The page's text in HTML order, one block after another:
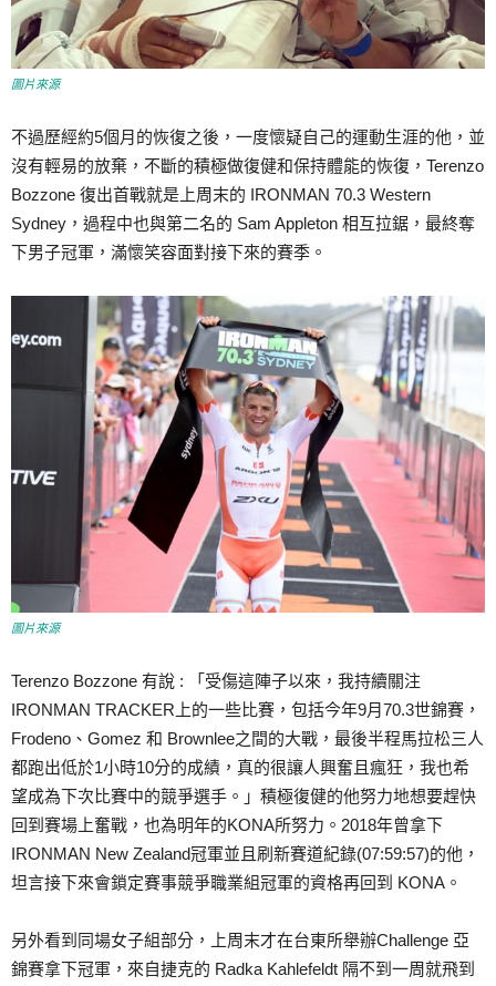
圖片來源
不過歷經約5個月的恢復之後，一度懷疑自己的運動生涯的他，並
沒有輕易的放棄，不斷的積極做復健和保持體能的恢復，Terenzo
Bozzone 復出首戰就是上周末的 IRONMAN 70.3 Western
Sydney，過程中也與第二名的 Sam Appleton 相互拉鋸，最終奪
下男子冠軍，滿懷笑容面對接下來的賽季。
圖片來源
Terenzo Bozzone 有說 :
「受傷這陣子以來，我持續關注
IRONMAN TRACKER上的一些比賽，包括今年9月70.3世錦賽，
Frodeno、Gomez 和 Brownlee之間的大戰，最後半程馬拉松三人
都跑出低於1小時10分的成績，真的很讓人興奮且瘋狂，我也希
望成為下次比賽中的競爭選手。 」積極復健的他努力地想要趕快
回到賽場上奮戰，也為明年的KONA所努力。2018年曾拿下
IRONMAN New Zealand冠軍並且刷新賽道紀錄(07:59:57)的他，
坦言接下來會鎖定賽事競爭職業組冠軍的資格再回到 KONA。
另外看到同場女子組部分，上周末才在台東所舉辦Challenge 亞
錦賽拿下冠軍，來自捷克的 Radka Kahlefeldt 隔不到一周就飛到